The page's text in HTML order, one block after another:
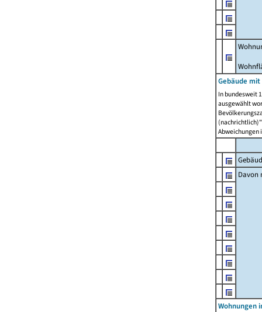
Gebäude
In bundesweit
ausgewählt
Abweichungen
Davon
Wohnungen